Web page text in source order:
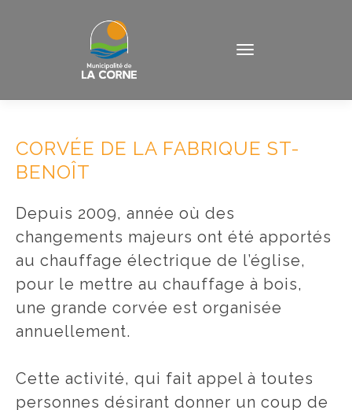
CORVÉE DE LA FABRIQUE ST-
BENOÎT
Depuis 2009, année où des
changements majeurs ont été apportés
au chauffage électrique de l’église,
pour le mettre au chauffage à bois,
une grande corvée est organisée
annuellement.
Cette activité, qui fait appel à toutes
personnes désirant donner un coup de